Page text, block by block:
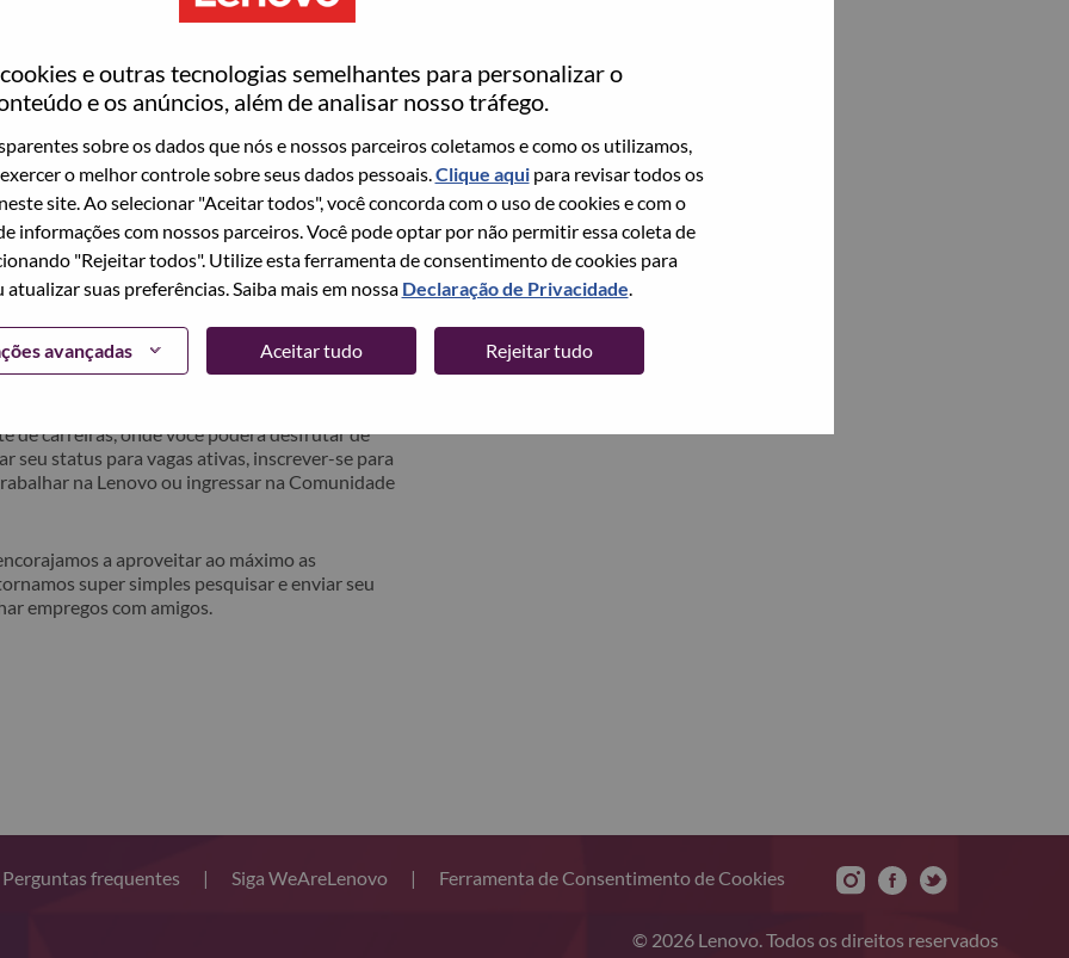
e outras tecnologias semelhantes para personalizar o
e os anúncios, além de analisar nosso tráfego.
sobre os dados que nós e nossos parceiros coletamos e como os utilizamos,
o melhor controle sobre seus dados pessoais.Clique aquipara revisar todos os
site. Ao selecionar "Aceitar todos", você concorda com o uso de cookies e com o
informações com nossos parceiros. Você pode optar por não permitir essa coleta de
"Rejeitar todos". Utilize esta ferramenta de consentimento de cookies para
atualizar suas preferências. Saiba mais em nossa Declaração de Privacidade.
avançadas Aceitar tudo Rejeitar tudo
no momento, temos seu e-mail salvo em nosso
redefinir e fazer login.
e/ou registrar-se como um novo usuário,
hrsupport@lenovo.com
com os detalhes do seu
de login do candidato" no assunto do e-
contato com você para obter suporte após a
de carreiras, onde você poderá desfrutar de
seu status para vagas ativas, inscrever-se para
na Lenovo ou ingressar na Comunidade
a aproveitar ao máximo as
super simples pesquisar e enviar seu
empregos com amigos.
Perguntas frequentes | Siga WeAreLenovo | Ferramenta de Consentimento de Cookies
© 2026 Lenovo. Todos os direitos reservados